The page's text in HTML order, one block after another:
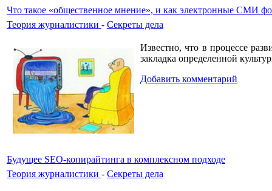
Что такое «общественное мнение», и как электронные СМИ
Теория журналистики - Секреты дела
Известно, что в процессе
закладка определенной
Добавить комментарий
Будущее SEO-копирайтинга в комплексном подходе
Теория журналистики - Секреты дела